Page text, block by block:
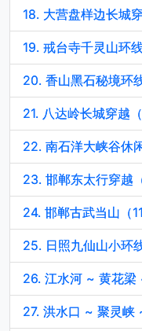
18. 大营盘样边长城
19. 戒台寺千灵山环
20. 香山黑石秘境环
21. 八达岭长城穿越
22. 南石洋大峡谷休
23. 邯郸东太行穿越
24. 邯郸古武当山（
25. 日照九仙山小环